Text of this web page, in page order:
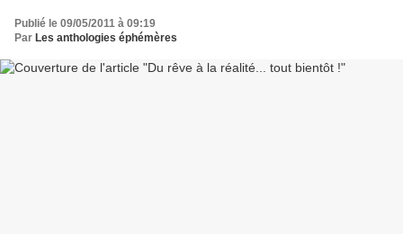
Publié le 09/05/2011 à 09:19
Par Les anthologies éphémères